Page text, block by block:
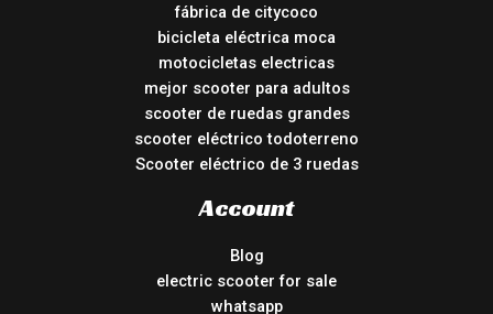
fábrica de citycoco
bicicleta eléctrica moca
motocicletas electricas
mejor scooter para adultos
scooter de ruedas grandes
scooter eléctrico todoterreno
Scooter eléctrico de 3 ruedas
Account
Blog
electric scooter for sale
whatsapp